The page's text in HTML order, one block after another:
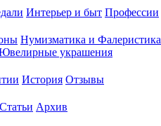
Интерьер и быт Профессии
Нумизматика и Фалеристика
украшения
История Отзывы
Статьи Архив